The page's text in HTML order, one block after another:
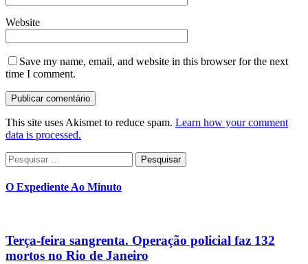
Website
Save my name, email, and website in this browser for the next
time I comment.
This site uses Akismet to reduce spam. Learn how your comment
data is processed.
Pesquisar
por:
O Expediente Ao Minuto
Terça-feira sangrenta. Operação policial faz 132
mortos no Rio de Janeiro